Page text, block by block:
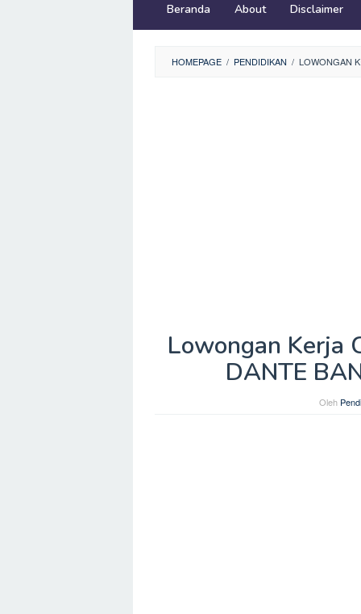
Beranda About Disclaimer
HOMEPAGE / PENDIDIKAN / LOWONGAN
Lowongan Kerja
DANTE
Oleh